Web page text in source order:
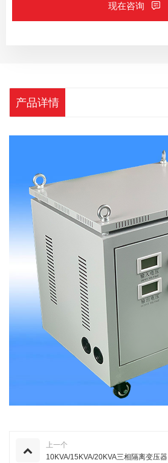
现在咨询
产品详情
上一个
10KVA/15KVA/20KVA三相隔离变压器